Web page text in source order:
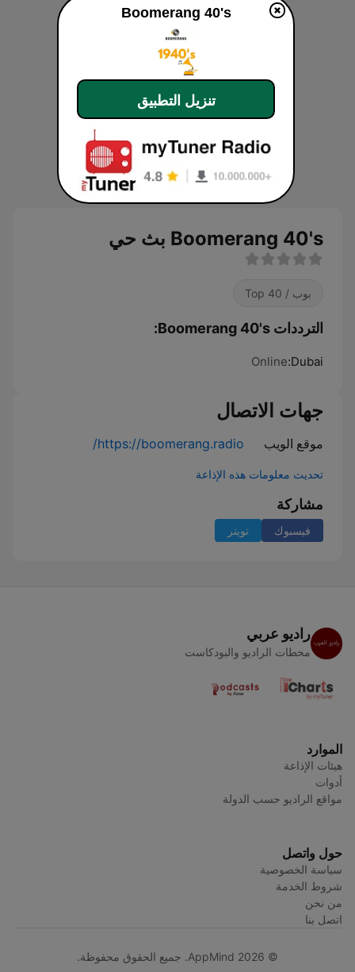
Boomerang 40's بث حي
بوب / Top 40
الترددات Boomerang 40's:
Dubai:
Online
جهات الاتصال
موقع الويب https://boomerang.radio/
تحديث معلومات هذه الإذاعة
مشاركة
فيسبوك تويتر
راديو عربي
محطات الراديو والبودكاست
الموارد
هيئات الإذاعة
أدوات
مواقع الراديو حسب الدولة
حول واتصل
سياسة الخصوصية
شروط الخدمة
من نحن
اتصل بنا
© AppMind 2026. جميع الحقوق محفوظة.
Boomerang 40's
تنزيل التطبيق